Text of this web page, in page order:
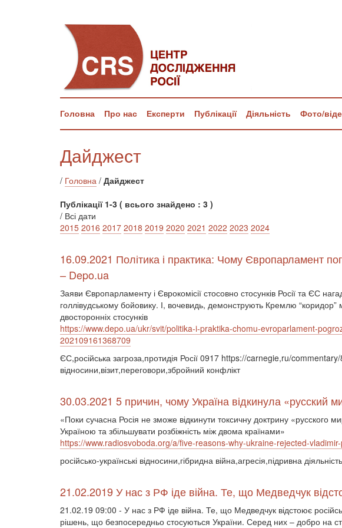
Головна Про нас Експерти Публікації Діяльність Фото/
Дайджест
/ Головна / Дайджест
Публікації 1-3 ( всього знайдено : 3 )
/ Всі дати
2015 2016 2017 2018 2019 2020 2021 2022 2023 2024
16.09.2021 Політика і практика: Чому Європарламент
– Depo.ua
Заяви Європарламенту і Єврокомісії стосовно стосунків Росії та ЄС
голлівудському бойовику. І, вочевидь, демонструють Кремлю
двосторонніх стосунків
https://www.depo.ua/ukr/svit/politika-i-praktika-chomu-evroparlament-
202109161368709
ЄС,російська загроза,протидія Росії 0917 https://carnegie,ru/
відносини,візит,переговори,збройний конфлікт
30.03.2021 5 причин, чому Україна відкинула «русский
«Поки сучасна Росія не зможе відкинути токсичну доктрину «русского
Україною та збільшувати розбіжність між двома країнами»
https://www.radiosvoboda.org/a/five-reasons-why-ukraine-rejected-
російсько-українські відносини,гібридна війна,агресія,підривна діяльність
21.02.2019 У нас з РФ іде війна. Те, що Медведчук
21.02.19 09:00 - У нас з РФ іде війна. Те, що Медведчук відстоює
рішень, що безпосередньо стосуються України. Серед них – добро на